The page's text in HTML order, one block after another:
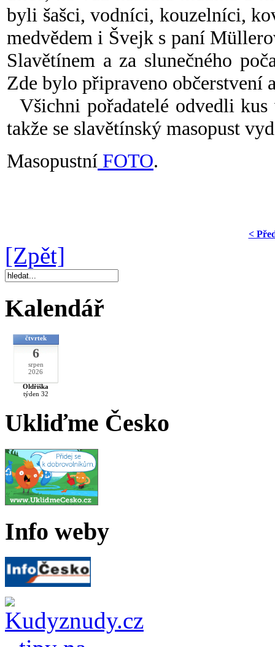
byli šašci, vodníci, kouzelníci,
medvědem i Švejk s paní
Slavětínem a za slunečného
Zde bylo připraveno občerstvení
Všichni pořadatelé odvedli
takže se slavětínský masopust
Masopustní FOTO.
<
[Zpět]
Kalendář
čtvrtek
6
srpen
2026
Oldřiška
týden 32
Ukliďme Česko
Info weby